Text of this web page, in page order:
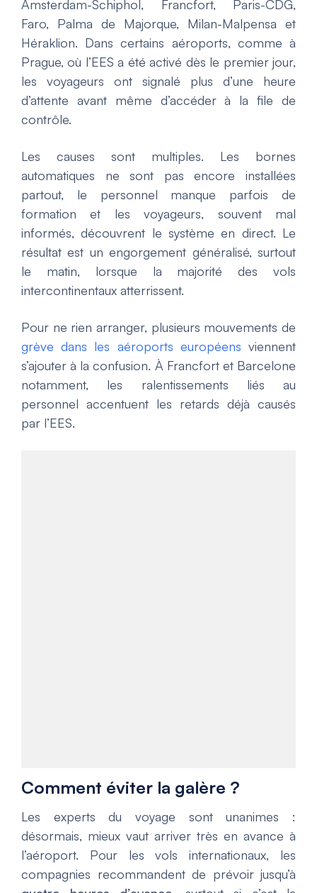
Amsterdam-Schiphol, Francfort, Paris-CDG,
Faro, Palma de Majorque, Milan-Malpensa et
Héraklion. Dans certains aéroports, comme à
Prague, où l’EES a été activé dès le premier jour,
les voyageurs ont signalé plus d’une heure
d’attente avant même d’accéder à la file de
contrôle.
Les causes sont multiples. Les bornes
automatiques ne sont pas encore installées
partout, le personnel manque parfois de
formation et les voyageurs, souvent mal
informés, découvrent le système en direct. Le
résultat est un engorgement généralisé, surtout
le matin, lorsque la majorité des vols
intercontinentaux atterrissent.
Pour ne rien arranger, plusieurs mouvements de
grève dans les aéroports européens viennent
s’ajouter à la confusion. À Francfort et Barcelone
notamment, les ralentissements liés au
personnel accentuent les retards déjà causés
par l’EES.
Comment éviter la galère ?
Les experts du voyage sont unanimes :
désormais, mieux vaut arriver très en avance à
l’aéroport. Pour les vols internationaux, les
compagnies recommandent de prévoir jusqu’à